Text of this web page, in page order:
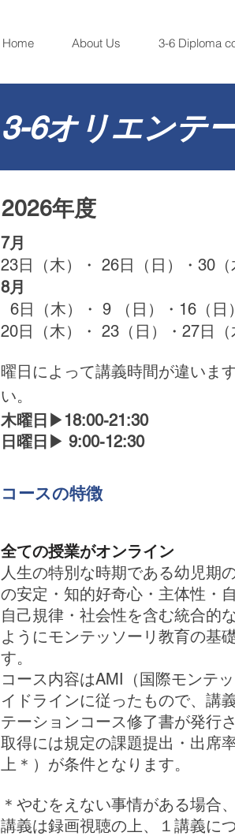
Home About Us 3-6 Diploma
3-6オリエンテ
2026年度
​7月
23日（木）・ 26日（日）・30（
8月
6日（木）・ 9 （日）・ 16（日
20日（木）・ 23（日）・ 27日（
曜日によって講義時間が違いま
い。
木曜日▶︎18:00-21:30
日曜日▶︎ 9:00-12:30
​コースの特徴
全ての授業がオンライン
人生の特別な時期である幼児期
の安定・知的好奇心・主体性・
自己規律・社会性を含む統合的
ようにモンテッソーリ教育の基
す。
コース内容はAMI（国際モンテ
イドラインに従ったもので、講
テーションコース修了書が発行
取得には規定の課題提出・出席
上＊）が条件となります。
＊やむをえない事情がある場合
講義は録画視聴の上、１講義に